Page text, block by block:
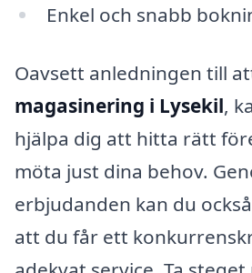
Enkel och snabb
Oavsett anledningen till
magasinering i Lysekil,
hjälpa dig att hitta rätt
möta just dina behov.
erbjudanden kan du
att du får ett